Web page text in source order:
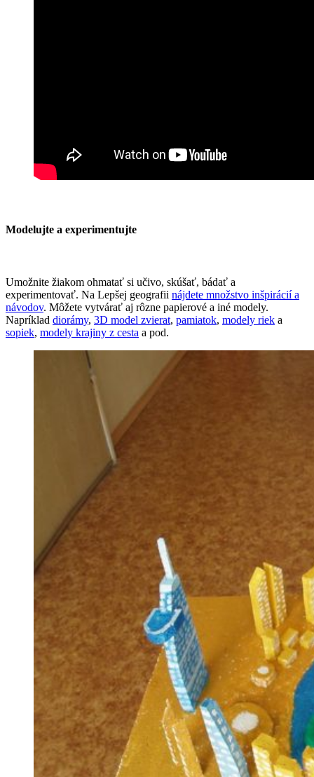
Modelujte a experimentujte
Umožnite žiakom ohmatať si učivo, skúšať, bádať a
experimentovať. Na Lepšej geografii nájdete množstvo inšpirácií a
návodov. Môžete vytvárať aj rôzne papierové a iné modely.
Napríklad diorámy, 3D model zvierat, pamiatok, modely riek a
sopiek, modely krajiny z cesta a pod.